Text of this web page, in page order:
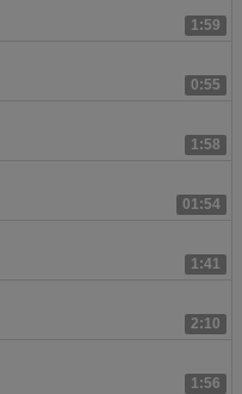
1:59
0:55
1:58
01:54
1:41
2:10
1:56